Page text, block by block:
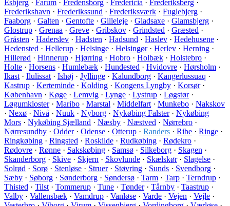
Esbjerg · Farum · Fredensborg · Fredericia · Frederiksberg ·
Frederikshavn · Frederikssund · Frederiksværk · Fuglebjerg ·
Faaborg · Galten · Gentofte · Gilleleje · Gladsaxe · Glamsbjerg ·
Glostrup · Grenaa · Greve · Gribskov · Grindsted · Græsted ·
Gråsten · Haderslev · Hadsten · Hadsund · Haslev · Hedehusene ·
Hedensted · Hellerup · Helsinge · Helsingør· Herlev · Herning ·
Hillerød · Hinnerup · Hjørring · Hobro · Holbæk · Holstebro ·
Holte · Horsens · Humlebæk · Hundested · Hvidovre · Hørsholm ·
Ikast · Ilulissat · Ishøj · Jyllinge · Kalundborg · Kangerlussuaq ·
Kastrup · Kerteminde · Kolding · Kongens Lyngby · Korsør·
København · Køge · Lemvig · Lynge · Lystrup · Løgstør·
Løgumkloster· Maribo · Marstal · Middelfart · Munkebo · Nakskov
· Nexø · Nivå · Nuuk · Nyborg · Nykøbing Falster· Nykøbing
Mors · Nykøbing Sjælland · Næsby · Næstved · Nørrebro ·
Nørresundby · Odder· Odense · Otterup · Randers · Ribe · Ringe ·
Ringkøbing · Ringsted · Roskilde · Rudkøbing · Rødekro ·
Rødovre · Rønne · Sakskøbing · Samsø · Silkeborg · Skagen ·
Skanderborg · Skive · Skjern · Skovlunde · Skælskør· Slagelse ·
Solrød · Sorø · Stenløse · Struer· Støvring · Sunds · Svendborg ·
Sæby · Søborg · Sønderborg · Søndersø · Tarm · Tarp · Terndrup ·
Thisted · Tilst · Tommerup · Tune · Tønder· Tårnby · Taastrup ·
Valby · Vallensbæk · Vamdrup · Vanløse · Varde · Vejen · Vejle ·